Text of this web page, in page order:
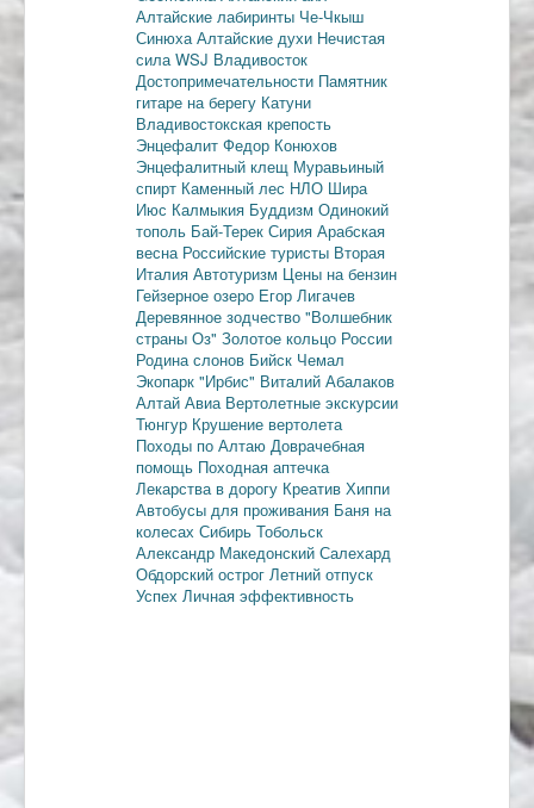
Алтайские лабиринты Че-Чкыш
Синюха Алтайские духи Нечистая
сила WSJ Владивосток
Достопримечательности Памятник
гитаре на берегу Катуни
Владивостокская крепость
Энцефалит Федор Конюхов
Энцефалитный клещ Муравьиный
спирт Каменный лес НЛО Шира
Июс Калмыкия Буддизм Одинокий
тополь Бай-Терек Сирия Арабская
весна Российские туристы Вторая
Италия Автотуризм Цены на бензин
Гейзерное озеро Егор Лигачев
Деревянное зодчество "Волшебник
страны Оз" Золотое кольцо России
Родина слонов Бийск Чемал
Экопарк "Ирбис" Виталий Абалаков
Алтай Авиа Вертолетные экскурсии
Тюнгур Крушение вертолета
Походы по Алтаю Доврачебная
помощь Походная аптечка
Лекарства в дорогу Креатив Хиппи
Автобусы для проживания Баня на
колесах Сибирь Тобольск
Александр Македонский Салехард
Обдорский острог Летний отпуск
Успех Личная эффективность